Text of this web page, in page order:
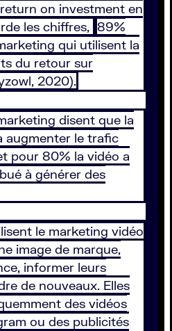
on investment en
les chiffres, 89%
qui utilisent la
du retour sur
2020).
disent que la
augmenter le trafic
pour 80% la vidéo a
à générer des
le marketing vidéo
image de marque,
informer leurs
de nouveaux. Elles
des vidéos
ou des publicités